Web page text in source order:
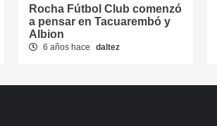
Rocha Fútbol Club comenzó
a pensar en Tacuarembó y
Albion
6 años hace daltez